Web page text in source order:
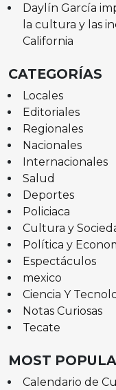
Daylín García
la cultura y las
California
CATEGORÍAS
Locales
Editoriales
Regionales
Nacionales
Internacionales
Salud
Deportes
Policiaca
Cultura y
Política y
Espectáculos
mexico
Ciencia Y
Notas Curiosas
Tecate
MOST
Calendario de